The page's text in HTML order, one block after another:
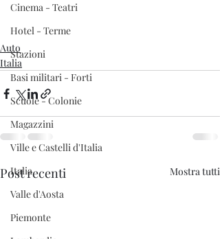
Cinema - Teatri
Hotel - Terme
Stazioni
Basi militari - Forti
Scuole - Colonie
Magazzini
Ville e Castelli d'Italia
Italia
Valle d'Aosta
Piemonte
Auto
Italia
Post recenti Mostra tutti